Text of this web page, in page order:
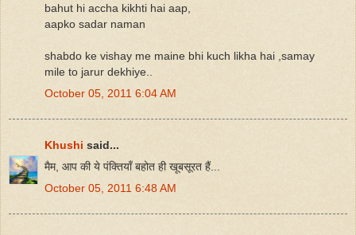
bahut hi accha kikhti hai aap,
aapko sadar naman
shabdo ke vishay me maine bhi kuch likha hai ,samay
mile to jarur dekhiye..
October 05, 2011 6:04 AM
Khushi said...
मैम, आप की ये पंक्तियाँ बहोत ही खूबसूरत हैं...
October 05, 2011 6:48 AM